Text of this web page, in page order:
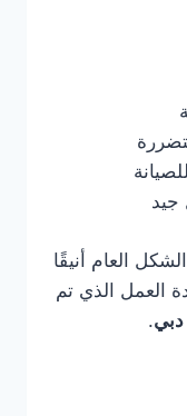
جيد
العام أنيقًا
العمل الذي تم
.